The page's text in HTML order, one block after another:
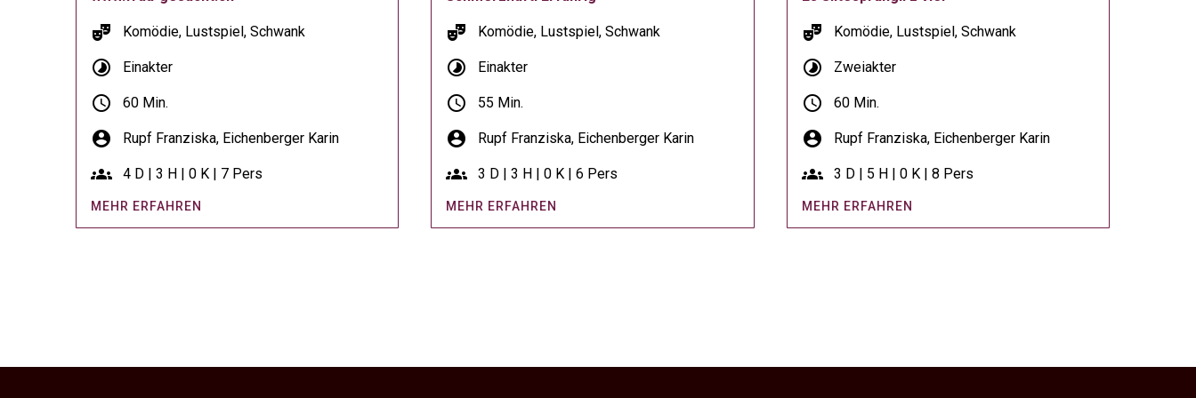
theater_comedy Komödie, Lustspiel, Schwank
timelapse Einakter
schedule 60 Min.
account_circle Rupf Franziska,Eichenberger Karin
groups 4 D | 3 H | 0 K | 7 Pers
MEHR ERFAHREN
theater_comedy Komödie, Lustspiel, Schwank
timelapse Einakter
schedule 55 Min.
account_circle Rupf Franziska, Eichenberger Karin
groups 3 D | 3 H | 0 K | 6 Pers
MEHR ERFAHREN
theater_comedy Komödie, Lustspiel, Schwank
timelapse Zweiakter
schedule 60 Min.
account_circle Rupf Franziska,Eichenberger Karin
groups 3 D | 5 H | 0 K | 8 Pers
MEHR ERFAHREN